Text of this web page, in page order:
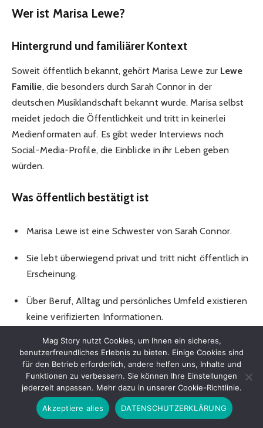
Wer ist Marisa Lewe?
Hintergrund und familiärer Kontext
Soweit öffentlich bekannt, gehört Marisa Lewe zur Lewe
Familie, die besonders durch Sarah Connor in der
deutschen Musiklandschaft bekannt wurde. Marisa selbst
meidet jedoch die Öffentlichkeit und tritt in keinerlei
Medienformaten auf. Es gibt weder Interviews noch
Social-Media-Profile, die Einblicke in ihr Leben geben
würden.
Was öffentlich bestätigt ist
Marisa Lewe ist eine Schwester von Sarah Connor.
Sie lebt überwiegend privat und tritt nicht öffentlich in
Erscheinung.
Über Beruf, Alltag und persönliches Umfeld existieren
keine verifizierten Informationen.
Die Lewe Familie – Eine vielseitige
Familienstruktur
Die Familie Lewe umfasst mehrere Geschwister, von
denen einige öffentlich bekannt sind.
Mag Story nutzt Cookies, um Ihnen ein sicheres,
benutzerfreundliches Erlebnis zu bieten. Einige Cookies sind
für den Betrieb erforderlich, andere helfen uns, Inhalte und
Funktionen zu verbessern. Sie können Ihre Einstellungen
jederzeit anpassen. Mehr dazu in unserer Cookie-Richtlinie.
Akzeptiere alles DATENSCHUTZERKLÄRUNG